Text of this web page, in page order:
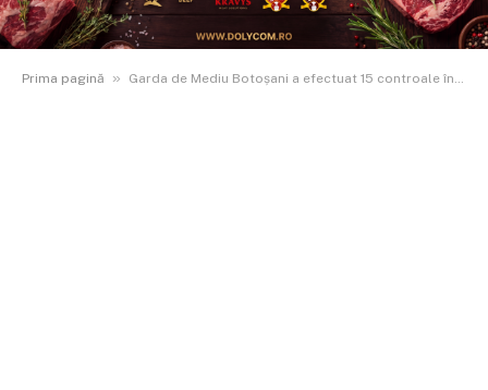
Prima pagină » Garda de Mediu Botoșani a efectuat 15 controale în doar cinci zile, cu bodycam și dashcam finanțate prin PNRR